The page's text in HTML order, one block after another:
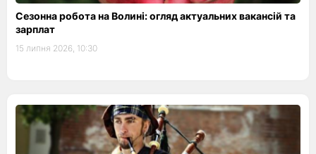
Сезонна робота на Волині: огляд актуальних вакансій та
зарплат
15 липня 2026, 10:30